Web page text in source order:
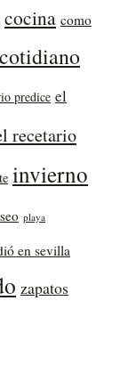
cocina como
cotidiano
predice el
recetario
invierno
playa
en sevilla
zapatos